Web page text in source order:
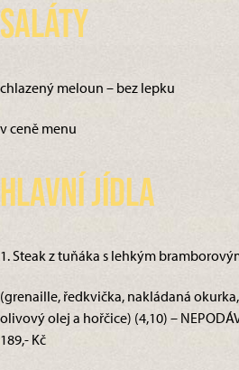
Saláty
chlazený meloun – bez lepku
v ceně menu
Hlavní jídla
1. Steak z tuňáka s lehkým
(grenaille, ředkvička, nakládaná
olivový olej a hořčice) (4,10) –
189,- Kč